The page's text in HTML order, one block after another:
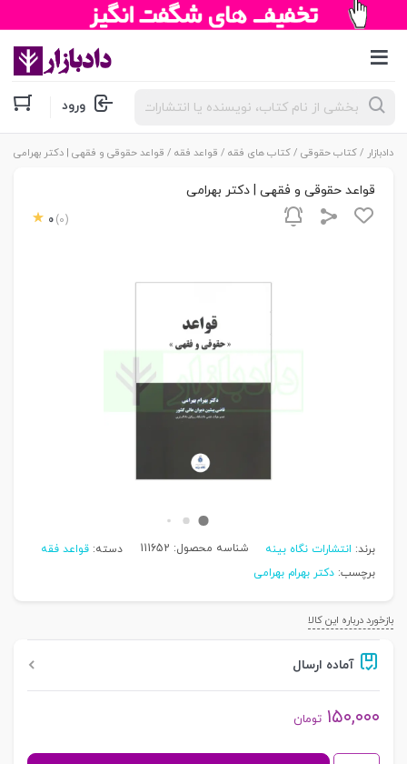
جستجوی
محصولات ورود
دادبازار /کتاب حقوقی /کتاب های فقه / قواعد فقه / قواعد حقوقی و فقهی | دکتر بهرامی
قواعد حقوقی و فقهی | دکتر بهرامی
0 (0)
برند: انتشارات نگاه بینه شناسه محصول: 111652 دسته: قواعد فقه
برچسب: دکتر بهرام بهرامی
بازخورد درباره این کالا
آماده ارسال
۱۵۰,۰۰۰ تومان